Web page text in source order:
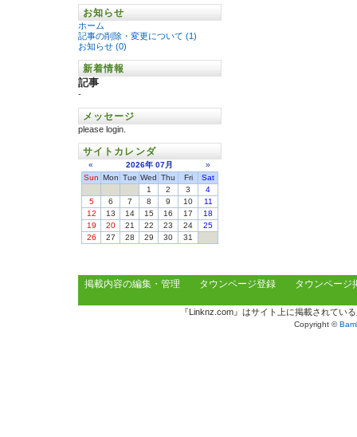
お知らせ
ホーム
記事の削除・変更について (1)
お知らせ (0)
新着情報
記事
-
メッセージ
please login.
サイトカレンダ
« 2026年 07月
»
Sun Mon Tue Wed Thu Fri
Sat
1
2 3
4
5
6 7 8 9 10
11
12
13 14 15 16 17
18
19
20 21 22 23 24
25
26
27 28 29 30 31
掲載内容の編集・管理 タウンページ登録 タウンページ
『Linknz.com』はサイト上に掲載されてい
Copyright ©